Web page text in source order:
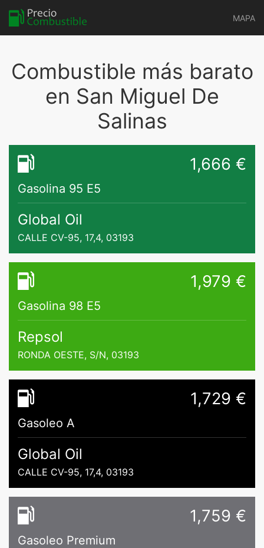
MAPA
Combustible más barato
en San Miguel De
Salinas
1,666 €
Gasolina 95 E5
Global Oil
CALLE CV-95, 17,4, 03193
1,979 €
Gasolina 98 E5
Repsol
RONDA OESTE, S/N, 03193
1,729 €
Gasoleo A
Global Oil
CALLE CV-95, 17,4, 03193
1,759 €
Gasoleo Premium